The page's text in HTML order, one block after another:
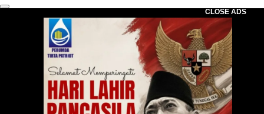
CLOSE ADS